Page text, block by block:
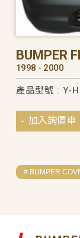
BUMPER
1998 - 2000
產品型號 : Y-
加入詢價車
# BUMPER